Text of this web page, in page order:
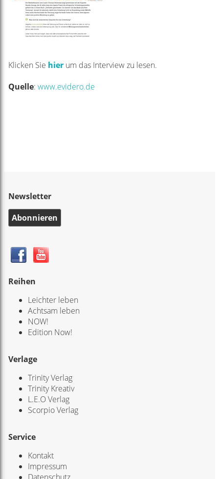
Klicken Sie hier um das Interview zu lesen.
Quelle: www.evidero.de
Newsletter
Abonnieren
Reihen
Leichter leben
Achtsam leben
NOW!
Edition Now!
Verlage
Trinity Verlag
Trinity Kreativ
L.E.O Verlag
Scorpio Verlag
Service
Kontakt
Impressum